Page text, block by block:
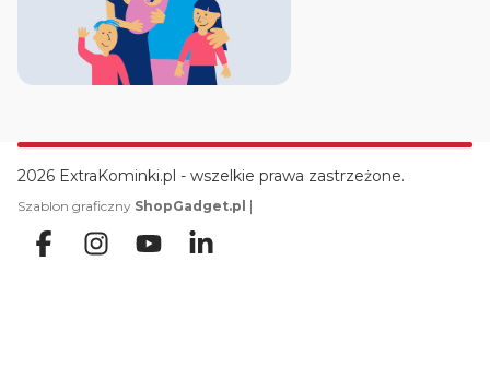
2026 ExtraKominki.pl - wszelkie prawa zastrzeżone.
Szablon graficzny ShopGadget.pl |